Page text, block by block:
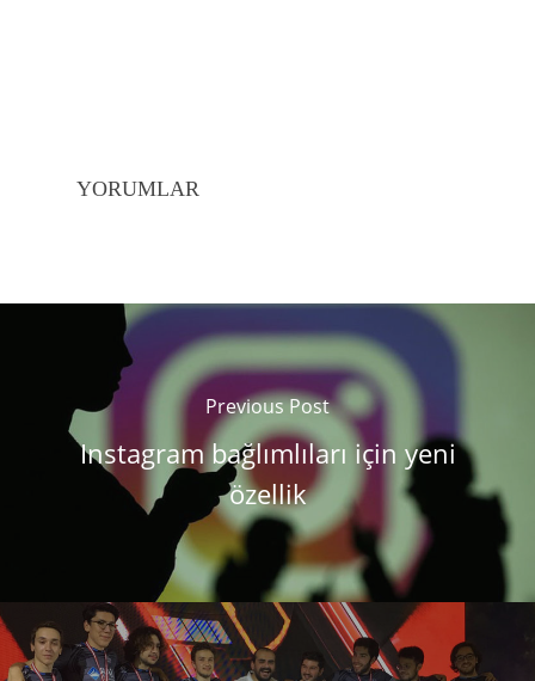
YORUMLAR
Previous Post
Instagram bağlımlıları için yeni
özellik